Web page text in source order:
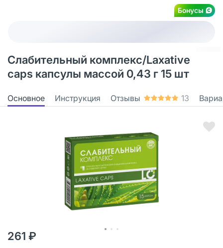
Бонусы
Слабительный комплекс/Laxative
caps капсулы массой 0,43 г 15 шт
Основное Инструкция Отзывы 13
261 ₽